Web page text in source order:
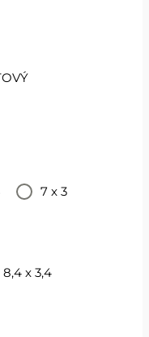
7 x 3
8,4 x 3,4